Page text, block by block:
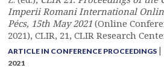
Imperii Romani International
Pécs, 15th May 2021 (Online
2021), CLIR, 21, CLIR Research
ARTICLE IN CONFERENCE PROCEEDINGS |
2021